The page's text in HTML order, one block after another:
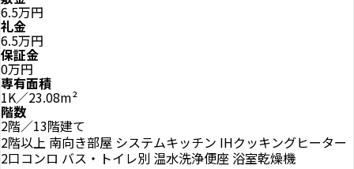
6.5万円
礼金
6.5万円
保証金
0万円
専有面積
1K／23.08m²
階数
2階／13階建て
2階以上 南向き部屋 システムキッチン IHクッキングヒーター
2口コンロ バス・トイレ別 温水洗浄便座 浴室乾燥機